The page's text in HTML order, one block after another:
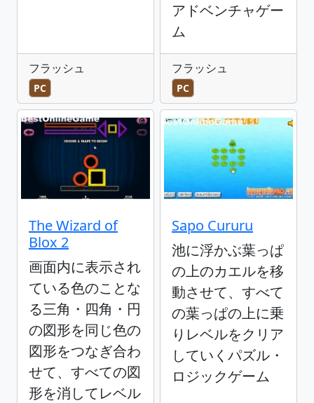
フラッシュ
PC
アドベンチャゲー
ム
フラッシュ
PC
The Wizard of
Blox 2
画面内に表示され
ている色のことな
る三角・四角・円
の図形を同じ色の
図形をつなぎ合わ
せて、すべての図
形を消してレベル
Sapo Cururu
池に浮かぶ葉っぱ
の上のカエルを移
動させて、すべて
の葉っぱの上に乗
りレベルをクリア
していくパズル・
ロジックゲーム